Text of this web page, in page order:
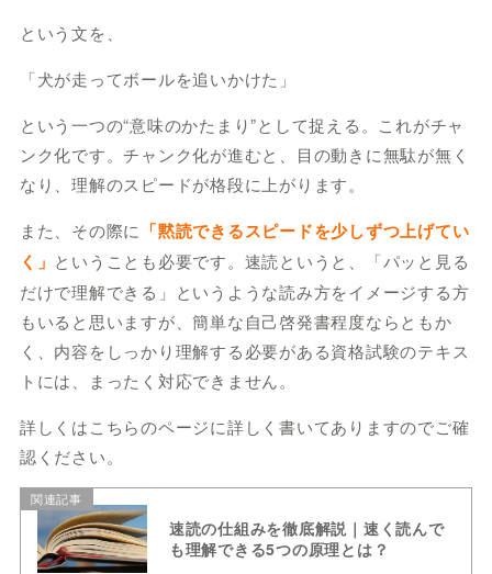
という文を、
「犬が走ってボールを追いかけた」
という一つの“意味のかたまり”として捉える。これがチャ
ンク化です。チャンク化が進むと、目の動きに無駄が無く
なり、理解のスピードが格段に上がります。
また、その際に 「黙読できるスピードを少しずつ上げてい
く」 ということも必要です。速読というと、「パッと見る
だけで理解できる」というような読み方をイメージする方
もいると思いますが、簡単な自己啓発書程度ならともか
く、内容をしっかり理解する必要がある資格試験のテキス
トには、まったく対応できません。
詳しくはこちらのページに詳しく書いてありますのでご確
認ください。
関連記事
速読の仕組みを徹底解説｜速く読んで
も理解できる5つの原理とは？